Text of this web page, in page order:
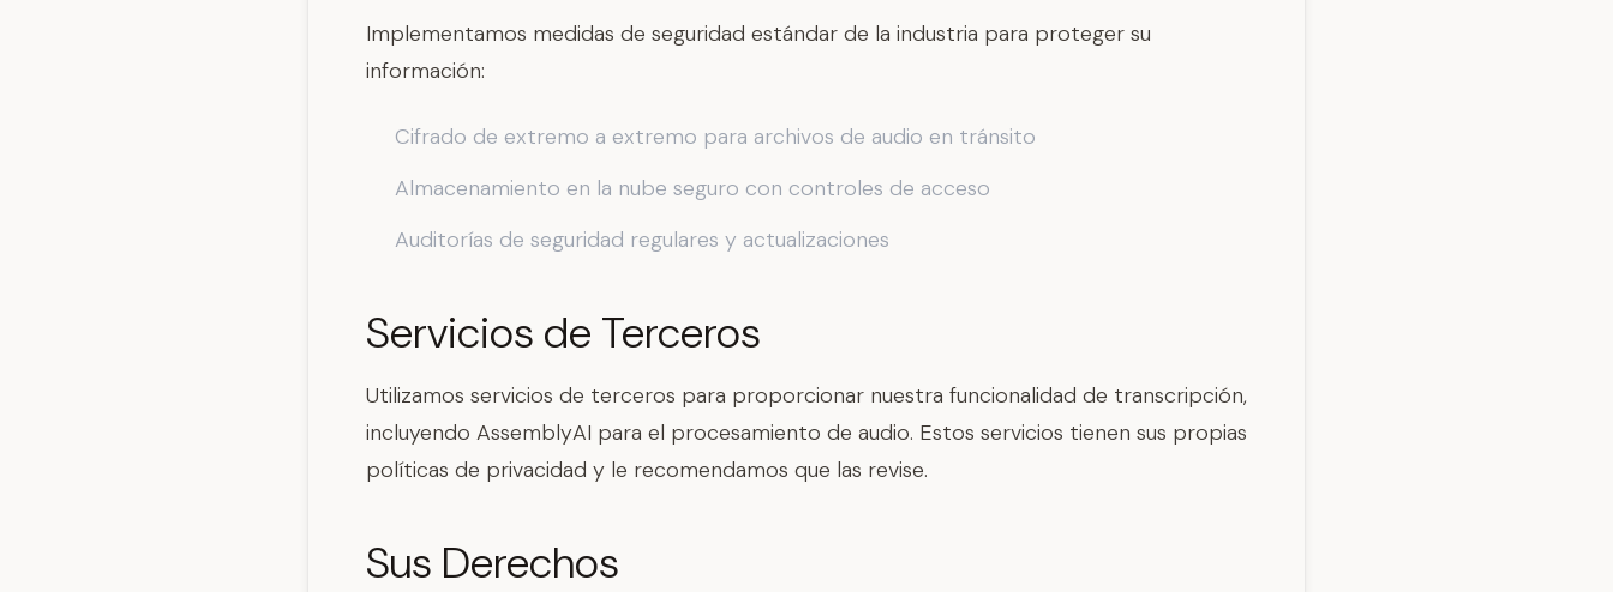
Implementamos medidas de seguridad estándar de la industria para proteger su
información:
Cifrado de extremo a extremo para archivos de audio en tránsito
Almacenamiento en la nube seguro con controles de acceso
Auditorías de seguridad regulares y actualizaciones
Servicios de Terceros
Utilizamos servicios de terceros para proporcionar nuestra funcionalidad de transcripción,
incluyendo AssemblyAI para el procesamiento de audio. Estos servicios tienen sus propias
políticas de privacidad y le recomendamos que las revise.
Sus Derechos